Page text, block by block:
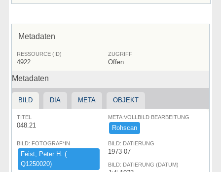
Metadaten
RESSOURCE (ID)
4922
ZUGRIFF
Offen
Metadaten
BILD DIA META OBJEKT
TITEL
048.21
META:VOLLBILD BEARBEITUNG
Rohscan
BILD: FOTOGRAF*IN
Feist,​ ​Peter ​H.​ ​(​
Q1250020)​
BILD: DATIERUNG
1973-07
BILD: DATIERUNG (DATUM)